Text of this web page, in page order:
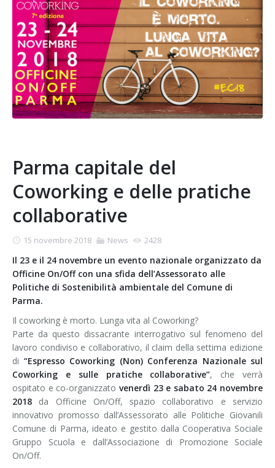
Parma capitale del
Coworking e delle pratiche
collaborative
15 novembre 2018 News 2428
Il 23 e il 24 novembre un evento nazionale organizzato da
Officine On/Off con una sfida dell’Assessorato alle
Politiche di Sostenibilità ambientale del Comune di
Parma.
Il coworking è morto. Lunga vita al Coworking?
Parte da questo dissacrante interrogativo sul fenomeno del
lavoro condiviso e collaborativo, il claim della settima edizione
di “Espresso Coworking (Non) Conferenza Nazionale sul
Coworking e sulle pratiche collaborative”, che verrà
ospitato e co-organizzato venerdì 23 e sabato 24 novembre
2018 da Officine On/Off, spazio collaborativo e servizio
innovativo promosso dall’Assessorato alle Politiche Giovanili
Comune di Parma, ideato e gestito dalla Cooperativa Sociale
Gruppo Scuola e dall’Associazione di Promozione Sociale
On/Off.